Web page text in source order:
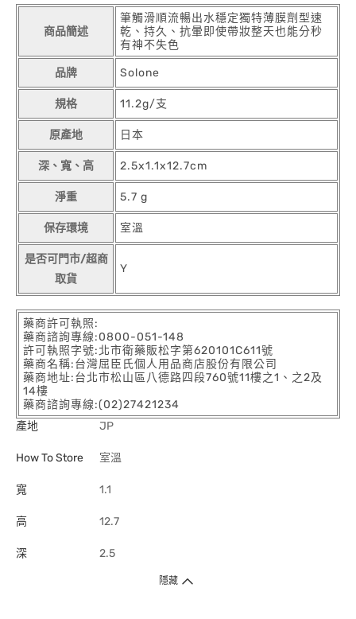
商品簡述
筆觸滑順流暢出水穩定獨特薄膜劑型速
乾、持久、抗暈即使帶妝整天也能分秒
有神不失色
品牌 Solone
規格 11.2g/支
原產地 日本
深、寬、高 2.5x1.1x12.7cm
淨重 5.7 g
保存環境 室溫
是否可門市/超商
取貨
Y
藥商許可執照:
藥商諮詢專線:0800-051-148
許可執照字號:北市衛藥販松字第620101C611號
藥商名稱:台灣屈臣氏個人用品商店股份有限公司
藥商地址:台北市松山區八德路四段760號11樓之1、之2及
14樓
藥商諮詢專線:(02)27421234
產地
JP
How To Store 室溫
寬 1.1
高 12.7
深 2.5
隱藏